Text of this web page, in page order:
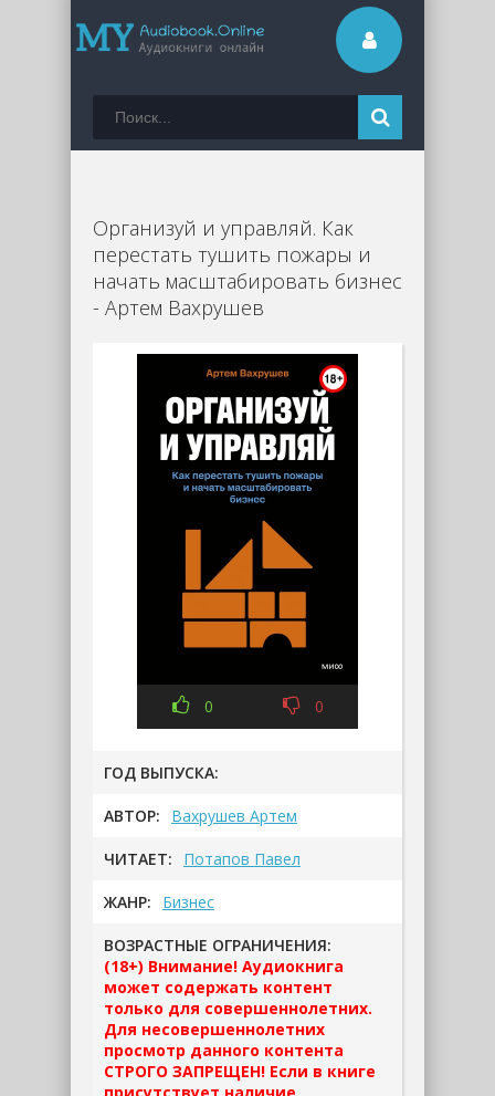
Организуй и управляй. Как
перестать тушить пожары и
начать масштабировать бизнес
- Артем Вахрушев
0 0
ГОД ВЫПУСКА:
АВТОР: Вахрушев Артем
ЧИТАЕТ: Потапов Павел
ЖАНР: Бизнес
ВОЗРАСТНЫЕ ОГРАНИЧЕНИЯ:
(18+) Внимание! Аудиокнига
может содержать контент
только для совершеннолетних.
Для несовершеннолетних
просмотр данного контента
СТРОГО ЗАПРЕЩЕН! Если в книге
присутствует наличие